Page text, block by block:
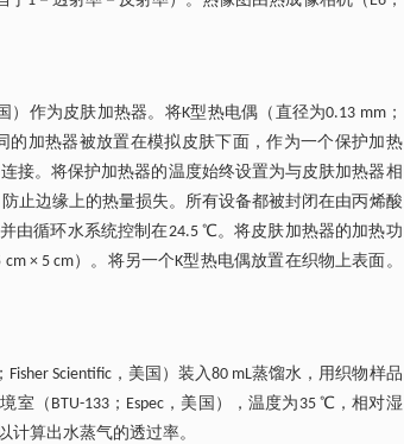
）作为皮肤加热器。将K型热电偶（直径为0.13 mm；
的加热器被放置在模拟皮肤下面，作为一个保护加热
接。将保护加热器的温度始终设置为与皮肤加热器相
止边缘上的热量损失。所有设备都被封闭在由丙烯酸
由循环水系统控制在24.5 ℃。将皮肤加热器的加热功
× 5 cm）。将另一个K型热电偶放置在织物上表面。
Scientific，美国）装入80 mL蒸馏水，用织物样品
室（BTU-133；Espec，美国），温度为35 ℃，相对湿
计算出水蒸气的透过率。